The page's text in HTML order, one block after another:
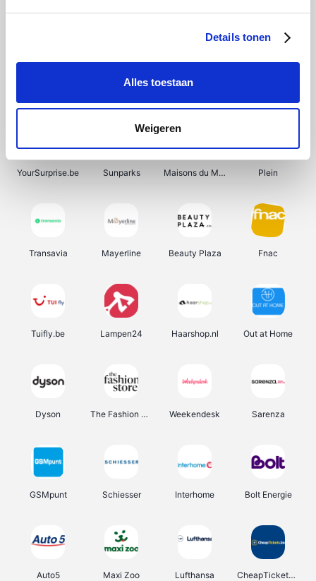
Details tonen
Alles toestaan
Weigeren
Shein Get Your Guide Bergfreunde Pazzox
YourSurprise.be Sunparks Maisons du Monde Plein
Transavia Mayerline Beauty Plaza Fnac
Tuifly.be Lampen24 Haarshop.nl Out at Home
Dyson The Fashion Store Weekendesk Sarenza
GSMpunt Schiesser Interhome Bolt Energie
Auto5 Maxi Zoo Lufthansa CheapTickets.be